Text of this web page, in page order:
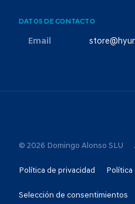
DATOS DE CONTACTO
Email
© 2026 Domingo Alonso SLU
Política de privacidad Política
Selección de consentimientos